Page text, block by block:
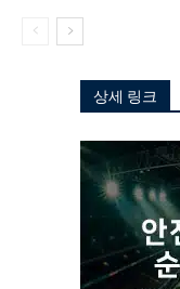
상세 링크